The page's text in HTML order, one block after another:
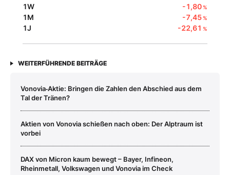
1W -1,80%
1M -7,45%
1J -22,61 %
WEITERFÜHRENDE BEITRÄGE
Vonovia‑Aktie: Bringen die Zahlen den Abschied aus dem
Tal der Tränen?
Aktien von Vonovia schießen nach oben: Der Alptraum ist
vorbei
DAX von Micron kaum bewegt – Bayer, Infineon,
Rheinmetall, Volkswagen und Vonovia im Check